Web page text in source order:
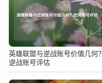
英雄联盟与逆战账号价值几何？
逆战账号评估